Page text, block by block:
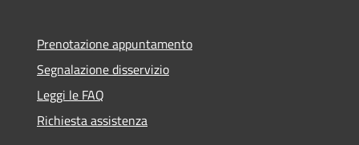
Prenotazione appuntamento
Segnalazione disservizio
Leggi le FAQ
Richiesta assistenza